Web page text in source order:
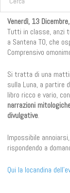
Venerdì, 13
Tutti in classe, anzi
a Santena TO, che
Comprensivo
Si tratta di una
sulla Luna, a partire
libro ricco e vario,
narrazioni
divulgative.
Impossibile
rispondendo a
Qui la locandina